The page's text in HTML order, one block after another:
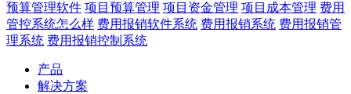
预算管理软件 项目预算管理 项目资金管理 项目成本管理 费用
管控系统怎么样 费用报销软件系统 费用报销系统 费用报销管
理系统 费用报销控制系统
产品
解决方案